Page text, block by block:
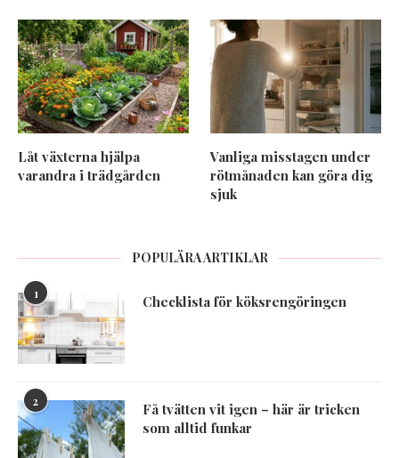
Låt växterna hjälpa
varandra i trädgården
Vanliga misstagen under
rötmånaden kan göra dig
sjuk
POPULÄRA ARTIKLAR
1 Checklista för köksrengöringen
2
Få tvätten vit igen – här är tricken
som alltid funkar